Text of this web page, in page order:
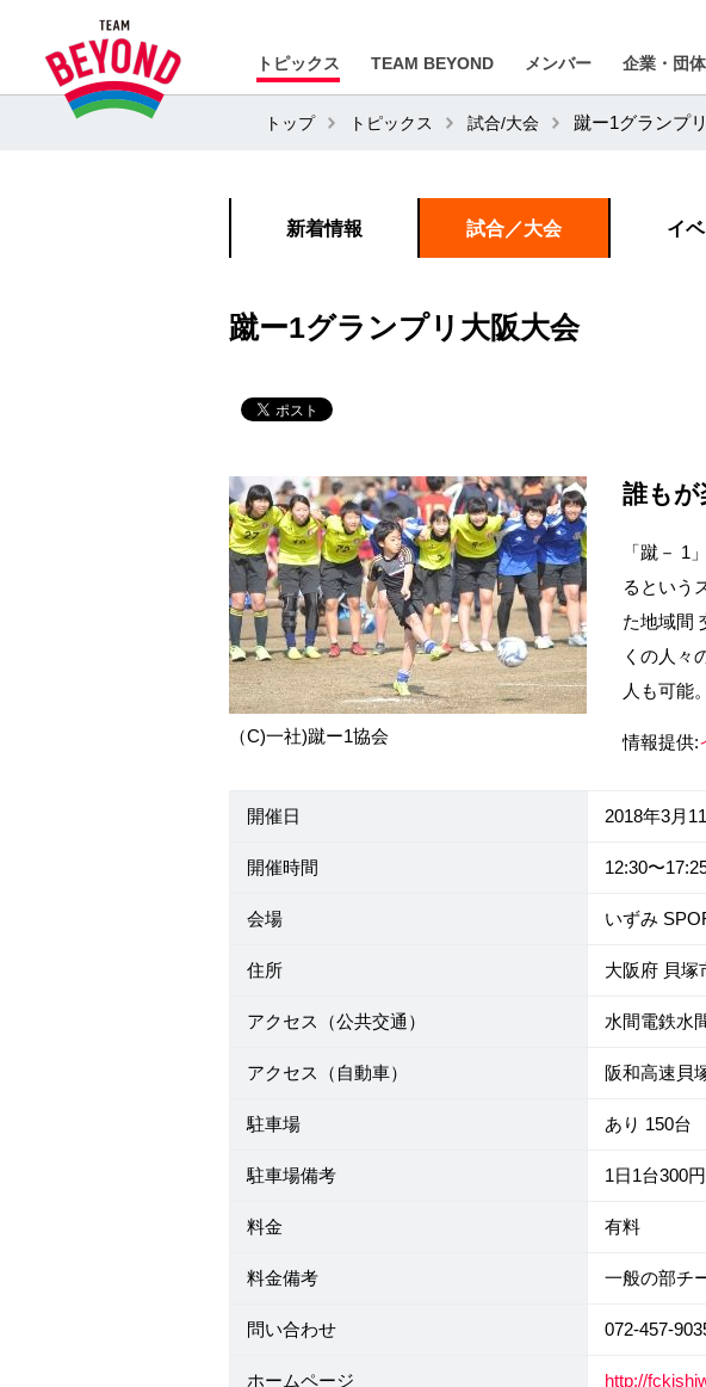
トピックス TEAM BEYOND メンバー 企業・団体
トップ トピックス 試合/大会 蹴ー1グランプ
新着情報 試合／大会 イ
蹴ー1グランプリ大阪大会
（C)一社)蹴ー1協会
誰も
「蹴－ 1
るという
た地域間
くの人々
人も可能。
情報提供:
開催日 2018年3月
開催時間 12:30〜
会場 いずみ
住所 大阪府 貝塚
アクセス（公共交通） 水間電鉄水
アクセス（自動車） 阪和高速貝
駐車場 あり 150台
駐車場備考 1日1台300円
料金 有料
料金備考 一般の部チ
問い合わせ 072-457-
ホームページ http://